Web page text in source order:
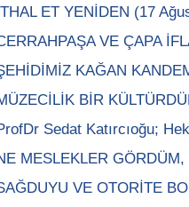
ET YENİDEN (17
VE ÇAPA
KAĞAN
BİR
Sedat Katırcıoğu;
MESLEKLER
VE OTORİTE